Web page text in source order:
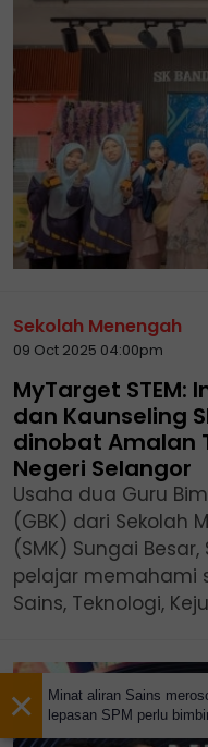
Sekolah Menengah
09 Oct 2025 04:00pm
MyTarget STEM:
dan Kaunseling
dinobat Amalan
Negeri Selangor
Usaha dua Guru
(GBK) dari Sekolah
(SMK) Sungai
pelajar memahami
Sains, Teknologi,
×
Minat aliran Sains
lepasan SPM perlu
'kompas kerjaya'